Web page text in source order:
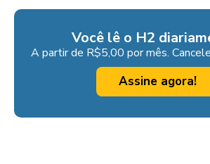
Você lê o H2
A partir de R$5,00 por mês.
Assine agora!